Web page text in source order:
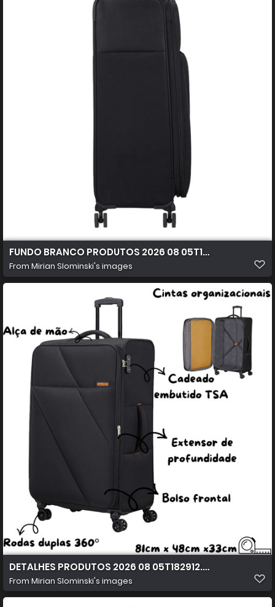
FUNDO BRANCO PRODUTOS 2026 08 05T103116.003
From Mirian Slominski's images
DETALHES PRODUTOS 2026 08 05T182912.631
From Mirian Slominski's images